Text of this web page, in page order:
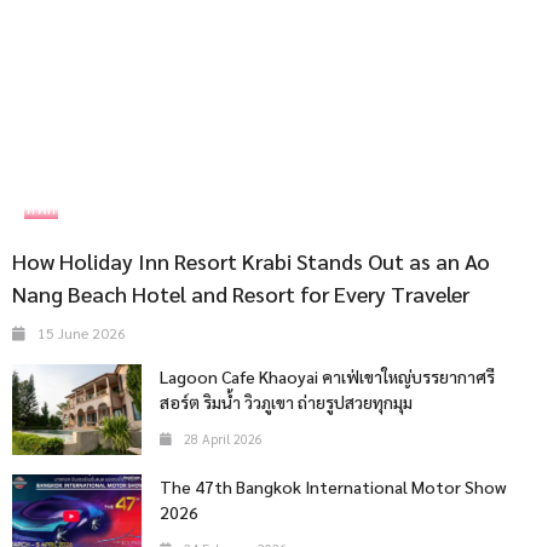
ที่พัก
How Holiday Inn Resort Krabi Stands Out as an Ao
Nang Beach Hotel and Resort for Every Traveler
15 June 2026
Lagoon Cafe Khaoyai คาเฟ่เขาใหญ่บรรยากาศรี
สอร์ต ริมน้ำ วิวภูเขา ถ่ายรูปสวยทุกมุม
28 April 2026
The 47th Bangkok International Motor Show
2026